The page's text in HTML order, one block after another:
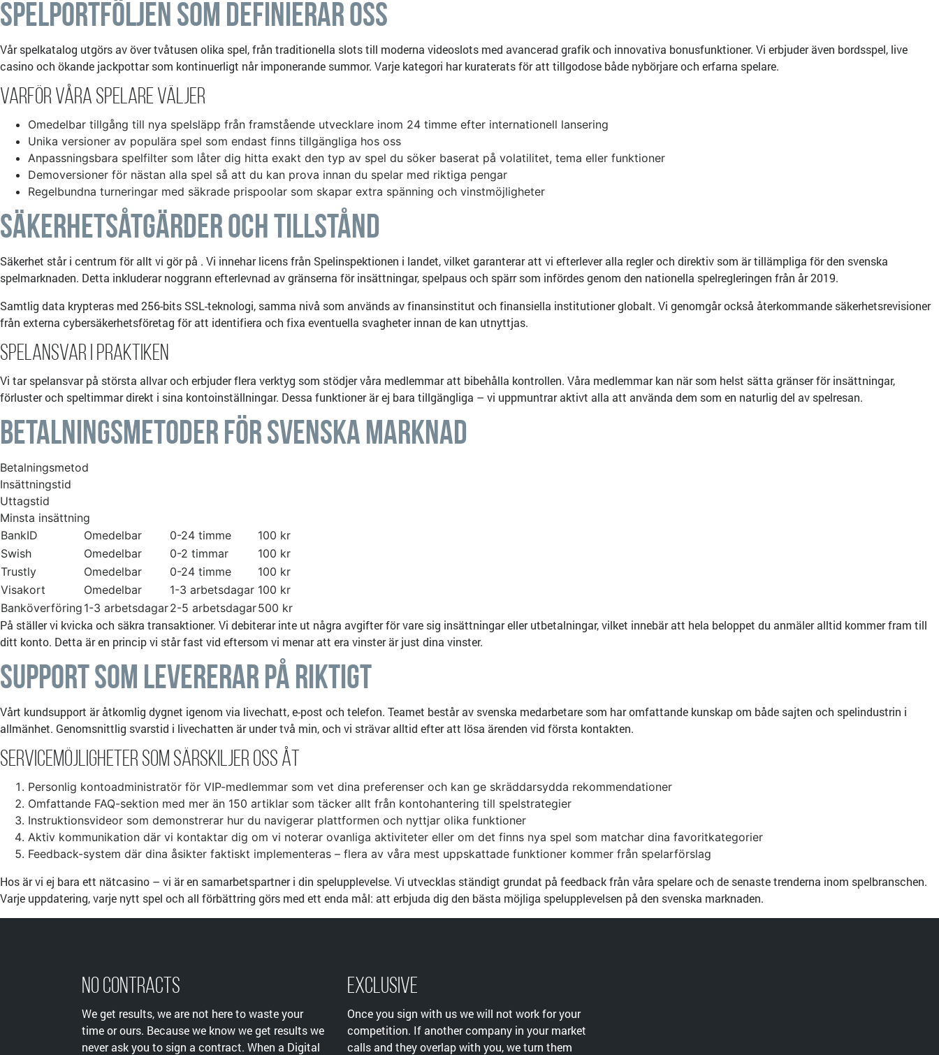
Spelportföljen Som Definierar Oss
Vår spelkatalog utgörs av över tvåtusen olika spel, från traditionella slots till moderna videoslots med avancerad grafik och innovativa bonusfunktioner. Vi erbjuder även bordsspel, live
casino och ökande jackpottar som kontinuerligt når imponerande summor. Varje kategori har kuraterats för att tillgodose både nybörjare och erfarna spelare.
Varför Våra Spelare Väljer
Omedelbar tillgång till nya spelsläpp från framstående utvecklare inom 24 timme efter internationell lansering
Unika versioner av populära spel som endast finns tillgängliga hos oss
Anpassningsbara spelfilter som låter dig hitta exakt den typ av spel du söker baserat på volatilitet, tema eller funktioner
Demoversioner för nästan alla spel så att du kan prova innan du spelar med riktiga pengar
Regelbundna turneringar med säkrade prispoolar som skapar extra spänning och vinstmöjligheter
Säkerhetsåtgärder och Tillstånd
Säkerhet står i centrum för allt vi gör på . Vi innehar licens från Spelinspektionen i landet, vilket garanterar att vi efterlever alla regler och direktiv som är tillämpliga för den svenska
spelmarknaden. Detta inkluderar noggrann efterlevnad av gränserna för insättningar, spelpaus och spärr som infördes genom den nationella spelregleringen från år 2019.
Samtlig data krypteras med 256-bits SSL-teknologi, samma nivå som används av finansinstitut och finansiella institutioner globalt. Vi genomgår också återkommande säkerhetsrevisioner
från externa cybersäkerhetsföretag för att identifiera och fixa eventuella svagheter innan de kan utnyttjas.
Spelansvar i Praktiken
Vi tar spelansvar på största allvar och erbjuder flera verktyg som stödjer våra medlemmar att bibehålla kontrollen. Våra medlemmar kan när som helst sätta gränser för insättningar,
förluster och speltimmar direkt i sina kontoinställningar. Dessa funktioner är ej bara tillgängliga – vi uppmuntrar aktivt alla att använda dem som en naturlig del av spelresan.
Betalningsmetoder för Svenska Marknad
Betalningsmetod
Insättningstid
Uttagstid
Minsta insättning
BankID
Omedelbar 0-24 timme
100 kr
Swish
Omedelbar 0-2 timmar
100 kr
Trustly
Omedelbar 0-24 timme
100 kr
Visakort
Omedelbar 1-3 arbetsdagar 100 kr
Banköverföring 1-3 arbetsdagar2-5 arbetsdagar500 kr
På ställer vi kvicka och säkra transaktioner. Vi debiterar inte ut några avgifter för vare sig insättningar eller utbetalningar, vilket innebär att hela beloppet du anmäler alltid kommer fram till
ditt konto. Detta är en princip vi står fast vid eftersom vi menar att era vinster är just dina vinster.
Support Som Levererar på Riktigt
Vårt kundsupport är åtkomlig dygnet igenom via livechatt, e-post och telefon. Teamet består av svenska medarbetare som har omfattande kunskap om både sajten och spelindustrin i
allmänhet. Genomsnittlig svarstid i livechatten är under två min, och vi strävar alltid efter att lösa ärenden vid första kontakten.
Servicemöjligheter Som Särskiljer Oss Åt
Personlig kontoadministratör för VIP-medlemmar som vet dina preferenser och kan ge skräddarsydda rekommendationer
Omfattande FAQ-sektion med mer än 150 artiklar som täcker allt från kontohantering till spelstrategier
Instruktionsvideor som demonstrerar hur du navigerar plattformen och nyttjar olika funktioner
Aktiv kommunikation där vi kontaktar dig om vi noterar ovanliga aktiviteter eller om det finns nya spel som matchar dina favoritkategorier
Feedback-system där dina åsikter faktiskt implementeras – flera av våra mest uppskattade funktioner kommer från spelarförslag
Hos är vi ej bara ett nätcasino – vi är en samarbetspartner i din spelupplevelse. Vi utvecklas ständigt grundat på feedback från våra spelare och de senaste trenderna inom spelbranschen.
Varje uppdatering, varje nytt spel och all förbättring görs med ett enda mål: att erbjuda dig den bästa möjliga spelupplevelsen på den svenska marknaden.
No Contracts
We get results, we are not here to waste your
time or ours. Because we know we get results we
never ask you to sign a contract. When a Digital
Exclusive
Once you sign with us we will not work for your
competition. If another company in your market
calls and they overlap with you, we turn them